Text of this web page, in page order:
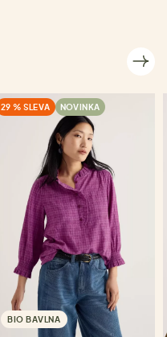
29 % SLEVA NOVINKA
BIO BAVLNA